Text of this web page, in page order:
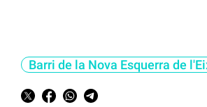
Barri de la Nova Esquerra de